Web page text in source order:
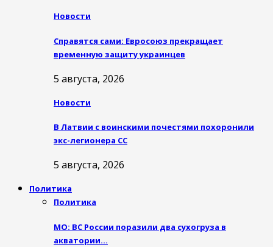
Новости
Справятся сами: Евросоюз прекращает
временную защиту украинцев
5 августа, 2026
Новости
В Латвии с воинскими почестями похоронили
экс-легионера СС
5 августа, 2026
Политика
Политика
МО: ВС России поразили два сухогруза в
акватории…